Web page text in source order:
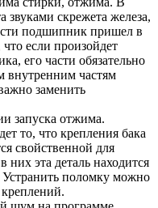
звуками скрежета железа,
подшипник пришел в
если произойдет
его части обязательно
внутренним частям
заменить
запуска отжима.
то, что крепления бака
свойственной для
них эта деталь находится
поломку можно